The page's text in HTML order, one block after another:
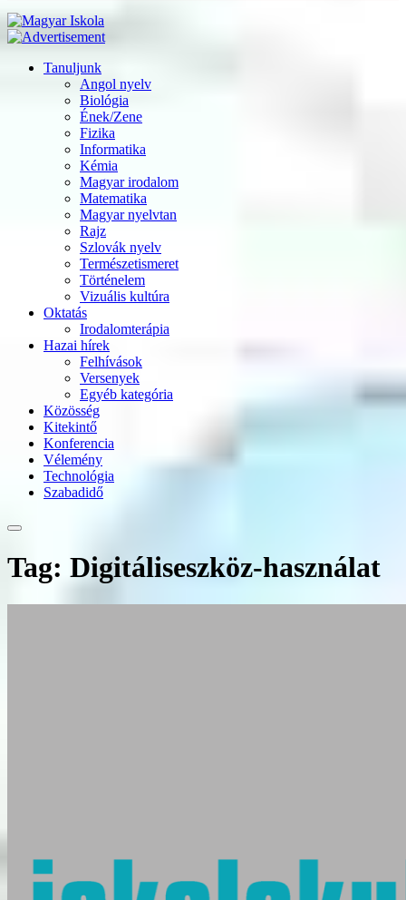
Tanuljunk
Angol nyelv
Biológia
Ének/Zene
Fizika
Informatika
Kémia
Magyar irodalom
Matematika
Magyar nyelvtan
Rajz
Szlovák nyelv
Természetismeret
Történelem
Vizuális kultúra
Oktatás
Irodalomterápia
Hazai hírek
Felhívások
Versenyek
Egyéb kategória
Közösség
Kitekintő
Konferencia
Vélemény
Technológia
Szabadidő
Tag: Digitáliseszköz-használat